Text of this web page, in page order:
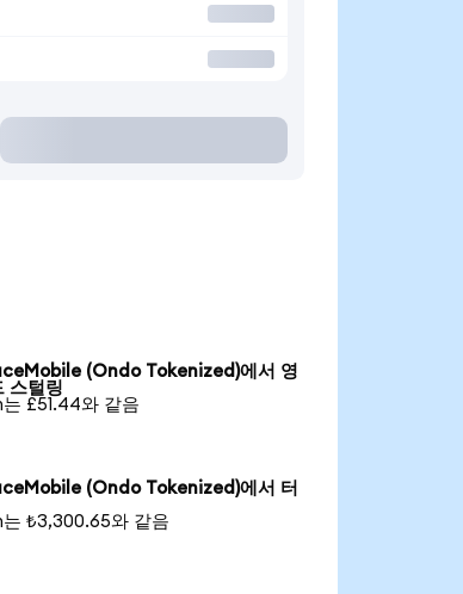
(Ondo Tokenized)에서 영
스털링
는 £51.44와 같음
(Ondo Tokenized)에서 터
는 ₺3,300.65와 같음